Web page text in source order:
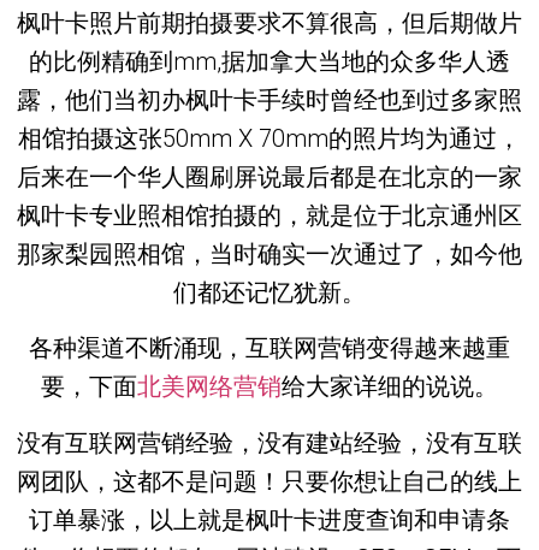
枫叶卡照片前期拍摄要求不算很高，但后期做片
的比例精确到mm,据加拿大当地的众多华人透
露，他们当初办枫叶卡手续时曾经也到过多家照
相馆拍摄这张50mm X 70mm的照片均为通过，
后来在一个华人圈刷屏说最后都是在北京的一家
枫叶卡专业照相馆拍摄的，就是位于北京通州区
那家梨园照相馆，当时确实一次通过了，如今他
们都还记忆犹新。
各种渠道不断涌现，互联网营销变得越来越重
要，下面北美网络营销给大家详细的说说。
没有互联网营销经验，没有建站经验，没有互联
网团队，这都不是问题！只要你想让自己的线上
订单暴涨，以上就是枫叶卡进度查询和申请条